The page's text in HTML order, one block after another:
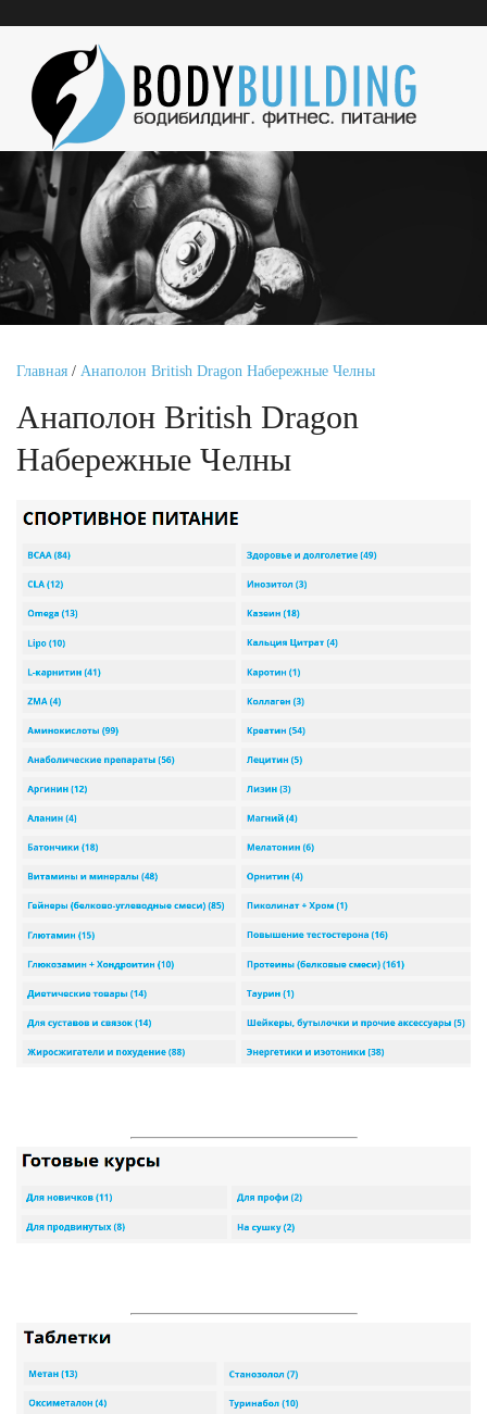
Главная / Анаполон British Dragon Набережные Челны
Анаполон British Dragon
Набережные Челны